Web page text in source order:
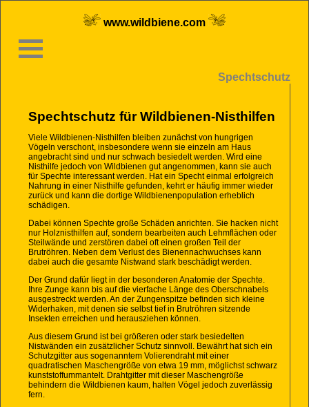
www.wildbiene.com
Spechtschutz
Spechtschutz für Wildbienen-Nisthilfen
Viele Wildbienen-Nisthilfen bleiben zunächst von hungrigen
Vögeln verschont, insbesondere wenn sie einzeln am Haus
angebracht sind und nur schwach besiedelt werden. Wird eine
Nisthilfe jedoch von Wildbienen gut angenommen, kann sie auch
für Spechte interessant werden. Hat ein Specht einmal erfolgreich
Nahrung in einer Nisthilfe gefunden, kehrt er häufig immer wieder
zurück und kann die dortige Wildbienenpopulation erheblich
schädigen.
Dabei können Spechte große Schäden anrichten. Sie hacken nicht
nur Holznisthilfen auf, sondern bearbeiten auch Lehmflächen oder
Steilwände und zerstören dabei oft einen großen Teil der
Brutröhren. Neben dem Verlust des Bienennachwuchses kann
dabei auch die gesamte Nistwand stark beschädigt werden.
Der Grund dafür liegt in der besonderen Anatomie der Spechte.
Ihre Zunge kann bis auf die vierfache Länge des Oberschnabels
ausgestreckt werden. An der Zungenspitze befinden sich kleine
Widerhaken, mit denen sie selbst tief in Brutröhren sitzende
Insekten erreichen und herausziehen können.
Aus diesem Grund ist bei größeren oder stark besiedelten
Nistwänden ein zusätzlicher Schutz sinnvoll. Bewährt hat sich ein
Schutzgitter aus sogenanntem Volierendraht mit einer
quadratischen Maschengröße von etwa 19 mm, möglichst schwarz
kunststoffummantelt. Drahtgitter mit dieser Maschengröße
behindern die Wildbienen kaum, halten Vögel jedoch zuverlässig
fern.